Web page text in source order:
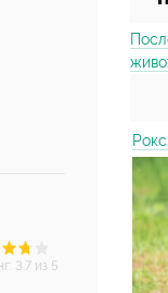
3.7 из 5